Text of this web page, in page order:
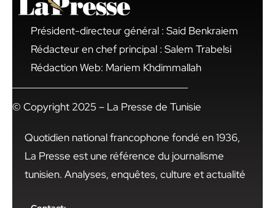
Président-directeur général : Said Benkraiem
Rédacteur en chef principal : Salem Trabelsi
Rédaction Web: Mariem Khdimmallah
© Copyright 2025 – La Presse de Tunisie
Quotidien national francophone fondé en 1936,
La Presse est une référence du journalisme
tunisien. Analyses, enquêtes, culture et actualité